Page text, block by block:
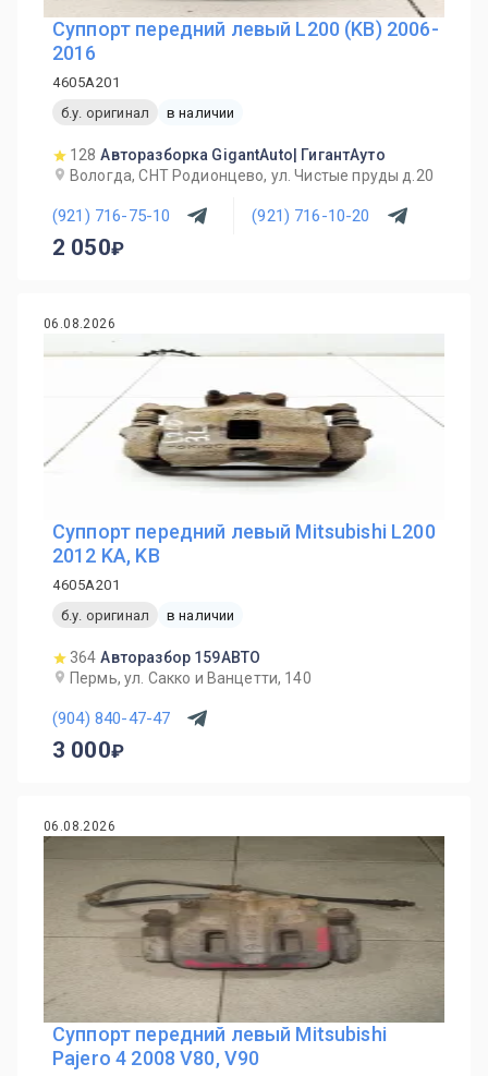
Суппорт передний левый L200 (KB) 2006-
2016
4605A201
б.у. оригинал
в наличии
128 Авторазборка GigantAuto| ГигантАуто
Вологда, СНТ Родионцево, ул. Чистые пруды д.20
(921) 716-75-10 (921) 716-10-20
2 050
06.08.2026
Суппорт передний левый Mitsubishi L200
2012 KA, KB
4605A201
б.у. оригинал
в наличии
364 Авторазбор 159АВТО
Пермь, ул. Сакко и Ванцетти, 140
(904) 840-47-47
3 000
06.08.2026
Суппорт передний левый Mitsubishi
Pajero 4 2008 V80, V90